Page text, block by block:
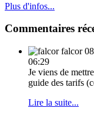
Plus d'infos...
Commentaires
falcor
06:29
Je viens de
guide des tarifs
Lire la suite...